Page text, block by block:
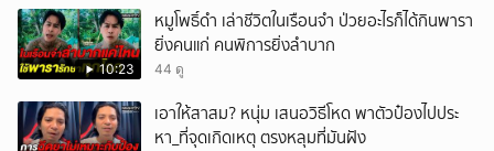
10:23
หมูโพธิ์ดำ เล่าชีวิตในเรือนจำ ป่วยอะไรก็ได้กินพารา
ยิ่งคนแก่ คนพิการยิ่งลำบาก
44 ดู
เอาให้สาสม? หนุ่ม เสนอวิธีโหด พาตัวป๋องไปประ
หา_ที่จุดเกิดเหตุ ตรงหลุมที่มันฝัง